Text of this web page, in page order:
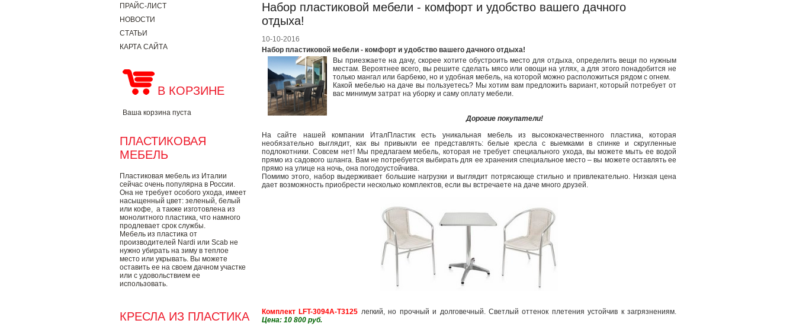
ПРАЙС-ЛИСТ
НОВОСТИ
СТАТЬИ
КАРТА САЙТА
В КОРЗИНЕ
Ваша корзина пуста
ПЛАСТИКОВАЯ
МЕБЕЛЬ
Пластиковая мебель из Италии
сейчас очень популярна в России.
Она не требует особого ухода, имеет
насыщенный цвет: зеленый, белый
или кофе, а также изготовлена из
монолитного пластика, что намного
продлевает срок службы.
Мебель из пластика от
производителей Nardi или Scab не
нужно убирать на зиму в теплое
место или укрывать. Вы можете
оставить ее на своем дачном участке
или с удовольствием ее
использовать.
КРЕСЛА ИЗ ПЛАСТИКА
Набор пластиковой мебели - комфорт и удобство вашего дачного
отдыха!
10-10-2016
Набор пластиковой мебели - комфорт и удобство вашего дачного отдыха!
Вы приезжаете на дачу, скорее хотите обустроить место для отдыха, определить вещи по нужным
местам. Вероятнее всего, вы решите сделать мясо или овощи на углях, а для этого понадобится не
только мангал или барбекю, но и удобная мебель, на которой можно расположиться рядом с огнем.
Какой мебелью на даче вы пользуетесь? Мы хотим вам предложить вариант, который потребует от
вас минимум затрат на уборку и саму оплату мебели.
Дорогие покупатели!
На сайте нашей компании ИталПластик есть уникальная мебель из высококачественного пластика, которая
необязательно выглядит, как вы привыкли ее представлять: белые кресла с выемками в спинке и скругленные
подлокотники. Совсем нет! Мы предлагаем мебель, которая не требует специального ухода, вы можете мыть ее водой
прямо из садового шланга. Вам не потребуется выбирать для ее хранения специальное место – вы можете оставлять ее
прямо на улице на ночь, она погодоустойчива.
Помимо этого, набор выдерживает большие нагрузки и выглядит потрясающе стильно и привлекательно. Низкая цена
дает возможность приобрести несколько комплектов, если вы встречаете на даче много друзей.
Комплект LFT-3094A-T3125 легкий, но прочный и долговечный. Светлый оттенок плетения устойчив к загрязнениям.
Цена: 10 800 руб.